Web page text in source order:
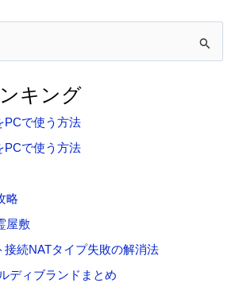
キング
PCで使う方法
PCで使う方法
略
屋敷
接続NATタイプ失敗の解消法
ディブランドまとめ